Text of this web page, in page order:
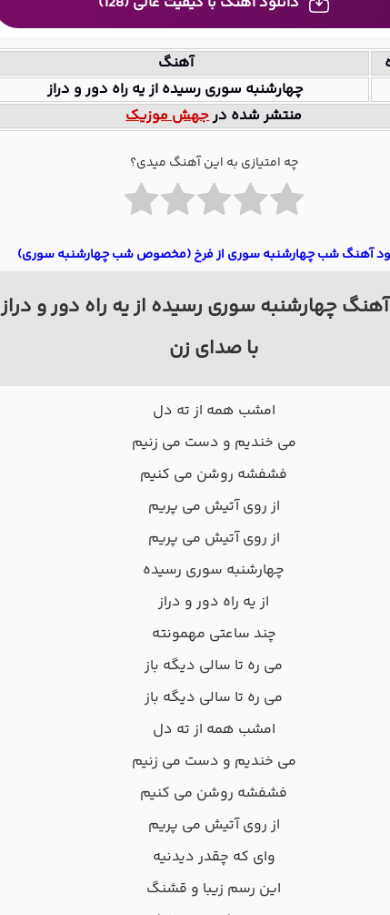
آهنگ
چهارشنبه سوری رسیده از یه راه دور و دراز
منتشر شده درجهش موزیک
چه امتیازی به این آهنگ میدی؟
آهنگ شب چهارشنبه سوری از فرخ (مخصوص شب چهارشنبه سوری)
چهارشنبه سوری رسیده از یه راه دور و دراز
با صدای زن
اﻣﺸﺐ ﻫﻤﻪ از ﺗﻪ دل
ﻣﻰ ﺧﻨﺪﻳﻢ و دﺳﺖ ﻣﻰ زﻧﻴﻢ
ﻓﺸﻔﺸﻪ روﺷﻦ ﻣﻰ ﻛﻨﻴﻢ
از روی آﺗﻴﺶ ﻣﻰ ﭘﺮﻳﻢ
از روی آﺗﻴﺶ ﻣﻰ ﭘﺮﻳﻢ
ﭼﻬﺎرﺷﻨﺒﻪ ﺳﻮری رﺳﻴﺪه
از ﻳﻪ راه دور و دراز
ﭼﻨﺪ ﺳﺎﻋﺘﻰ ﻣﻬﻤﻮﻧﺘﻪ
ﻣﻰ ره ﺗﺎ ﺳﺎﻟﻰ دﻳﮕﻪ ﺑﺎز
ﻣﻰ ره ﺗﺎ ﺳﺎﻟﻰ دﻳﮕﻪ ﺑﺎز
اﻣﺸﺐ ﻫﻤﻪ از ﺗﻪ دل
ﻣﻰ ﺧﻨﺪﻳﻢ و دﺳﺖ ﻣﻰ زﻧﻴﻢ
ﻓﺸﻔﺸﻪ روﺷﻦ ﻣﻰ ﻛﻨﻴﻢ
از روی آﺗﻴﺶ ﻣﻰ ﭘﺮﻳﻢ
وای ﻛﻪ ﭼﻘﺪر دﻳﺪﻧﻴﻪ
اﻳﻦ رﺳﻢ زﻳﺒﺎ و ﻗﺸﻨﮓ